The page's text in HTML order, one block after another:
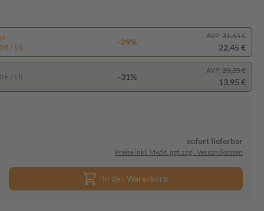
€ / 1 l)
-29%
AVP: 31,65 €
22,45 €
€ / 1 l) -31%
AVP: 20,25 €
13,95 €
sofort lieferbar
Preise inkl. MwSt. ggf. zzgl. Versandkosten
In den Warenkorb